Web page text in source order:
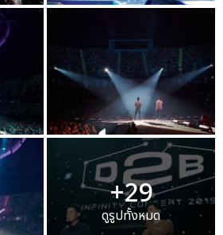
+29
ดูรูปทั้งหมด